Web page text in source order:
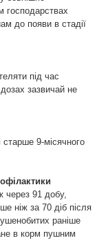
господарствах
до появи в стадії
під час
зазвичай не
старше 9-місячного
через 91 добу,
ніж за 70 діб після
раніше
в корм пушним